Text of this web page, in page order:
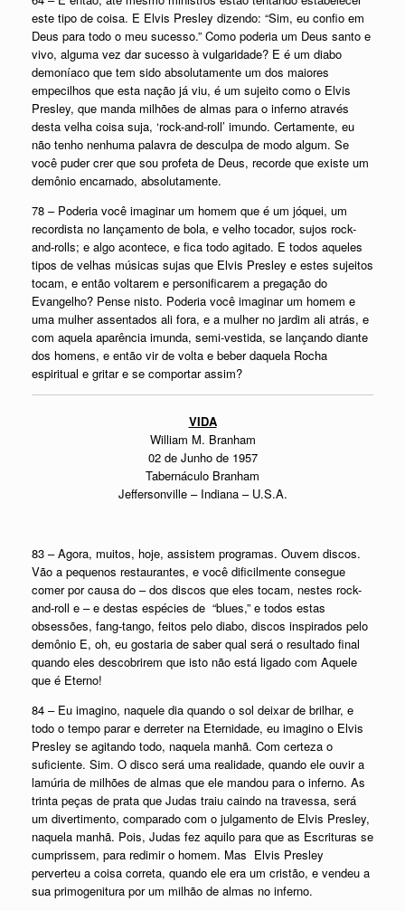
este tipo de coisa. E Elvis Presley dizendo: “Sim, eu confio em
Deus para todo o meu sucesso.” Como poderia um Deus santo e
vivo, alguma vez dar sucesso à vulgaridade? E é um diabo
demoníaco que tem sido absolutamente um dos maiores
empecilhos que esta nação já viu, é um sujeito como o Elvis
Presley, que manda milhões de almas para o inferno através
desta velha coisa suja, ‘rock-and-roll’ imundo. Certamente, eu
não tenho nenhuma palavra de desculpa de modo algum. Se
você puder crer que sou profeta de Deus, recorde que existe um
demônio encarnado, absolutamente.
78 – Poderia você imaginar um homem que é um jóquei, um
recordista no lançamento de bola, e velho tocador, sujos rock-
and-rolls; e algo acontece, e fica todo agitado. E todos aqueles
tipos de velhas músicas sujas que Elvis Presley e estes sujeitos
tocam, e então voltarem e personificarem a pregação do
Evangelho? Pense nisto. Poderia você imaginar um homem e
uma mulher assentados ali fora, e a mulher no jardim ali atrás, e
com aquela aparência imunda, semi-vestida, se lançando diante
dos homens, e então vir de volta e beber daquela Rocha
espiritual e gritar e se comportar assim?
VIDA
William M. Branham
02 de Junho de 1957
Tabernáculo Branham
Jeffersonville – Indiana – U.S.A.
83 – Agora, muitos, hoje, assistem programas. Ouvem discos.
Vão a pequenos restaurantes, e você dificilmente consegue
comer por causa do – dos discos que eles tocam, nestes rock-
and-roll e – e destas espécies de “blues,” e todos estas
obsessões, fang-tango, feitos pelo diabo, discos inspirados pelo
demônio E, oh, eu gostaria de saber qual será o resultado final
quando eles descobrirem que isto não está ligado com Aquele
que é Eterno!
84 – Eu imagino, naquele dia quando o sol deixar de brilhar, e
todo o tempo parar e derreter na Eternidade, eu imagino o Elvis
Presley se agitando todo, naquela manhã. Com certeza o
suficiente. Sim. O disco será uma realidade, quando ele ouvir a
lamúria de milhões de almas que ele mandou para o inferno. As
trinta peças de prata que Judas traiu caindo na travessa, será
um divertimento, comparado com o julgamento de Elvis Presley,
naquela manhã. Pois, Judas fez aquilo para que as Escrituras se
cumprissem, para redimir o homem. Mas Elvis Presley
perverteu a coisa correta, quando ele era um cristão, e vendeu a
sua primogenitura por um milhão de almas no inferno.